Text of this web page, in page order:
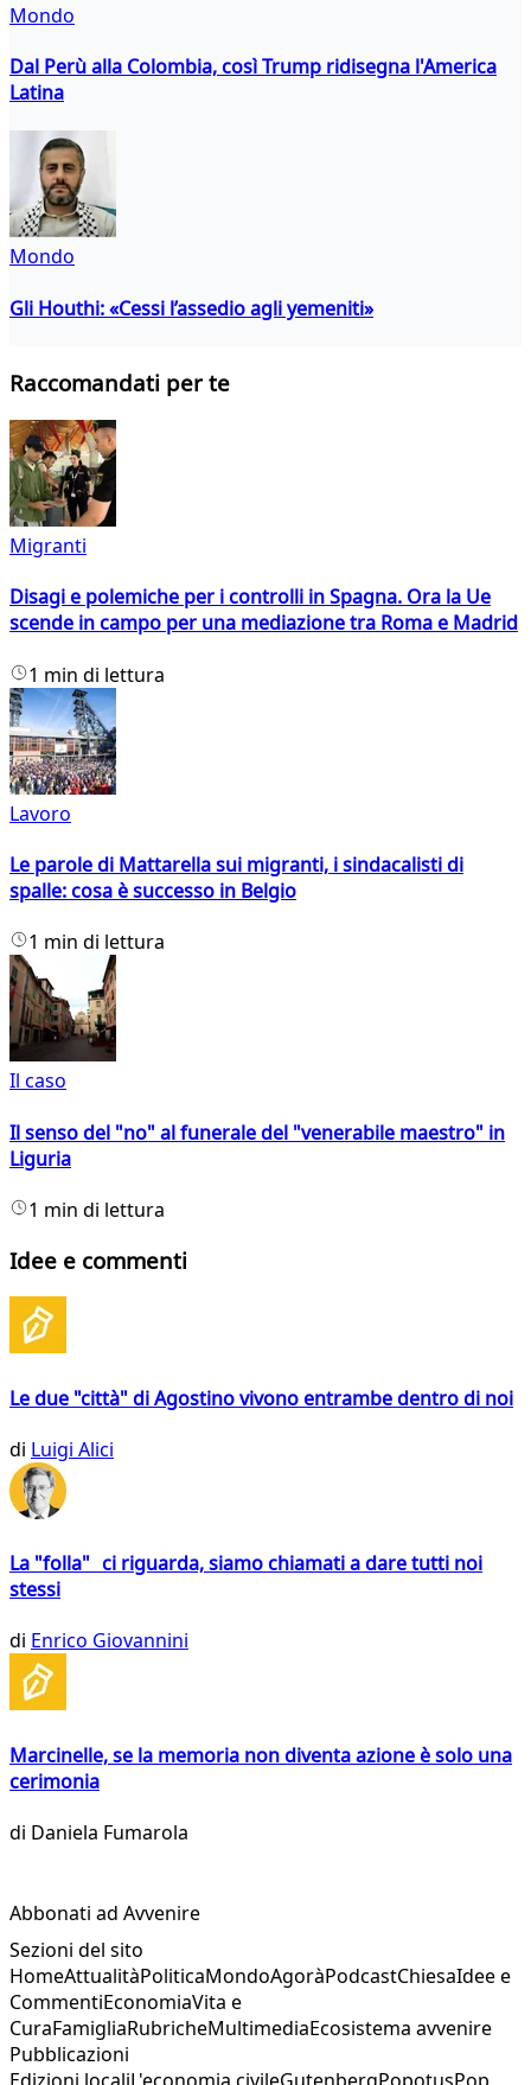
Mondo
Dal Perù alla Colombia, così Trump ridisegna l'America
Latina
Mondo
Gli Houthi: «Cessi l’assedio agli yemeniti»
Raccomandati per te
Migranti
Disagi e polemiche per i controlli in Spagna. Ora la Ue
scende in campo per una mediazione tra Roma e Madrid
1 min di lettura
Lavoro
Le parole di Mattarella sui migranti, i sindacalisti di
spalle: cosa è successo in Belgio
1 min di lettura
Il caso
Il senso del "no" al funerale del "venerabile maestro" in
Liguria
1 min di lettura
Idee e commenti
Le due "città" di Agostino vivono entrambe dentro di noi
di Luigi Alici
La "folla" ci riguarda, siamo chiamati a dare tutti noi
stessi
di Enrico Giovannini
Marcinelle, se la memoria non diventa azione è solo una
cerimonia
di Daniela Fumarola
Abbonati ad Avvenire
Sezioni del sito
HomeAttualitàPoliticaMondoAgoràPodcastChiesaIdee e
CommentiEconomiaVita e
CuraFamigliaRubricheMultimediaEcosistema avvenire
Pubblicazioni